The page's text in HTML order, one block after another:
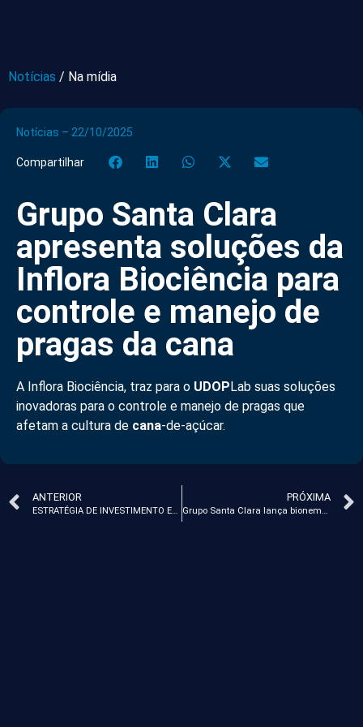
Notícias / Na mídia
Notícias – 22/10/2025
Compartilhar
Grupo Santa Clara
apresenta soluções da
Inflora Biociência para
controle e manejo de
pragas da cana
A Inflora Biociência, traz para o UDOP Lab suas soluções
inovadoras para o controle e manejo de pragas que
afetam a cultura de cana-de-açúcar.
ANTERIOR
ESTRATÉGIA DE INVESTIMENTO EM MERCADO DE CAPITAIS: PRIORIZANDO A AGENDA VERDE
PRÓXIMA
Grupo Santa Clara lança bionematicida com combinação exclusiva de bacilos para combater nematóides em cana-de-açúcar